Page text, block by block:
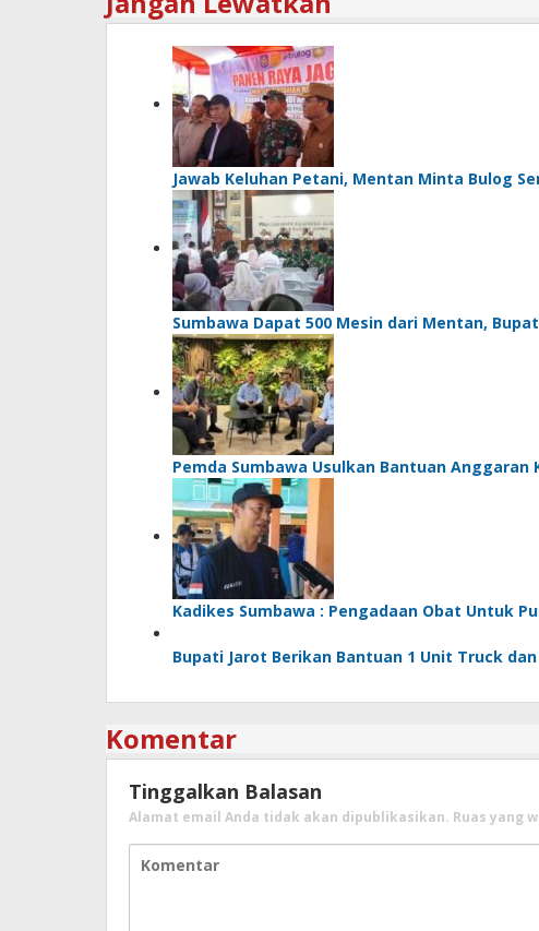
Jawab Keluhan Petani, Mentan Minta Bulog
Sumbawa Dapat 500 Mesin dari Mentan,
Pemda Sumbawa Usulkan Bantuan
Kadikes Sumbawa : Pengadaan Obat Untuk
Bupati Jarot Berikan Bantuan 1 Unit Truck
Komentar
Tinggalkan Balasan
Alamat email Anda tidak akan dipublikasikan. Ruas yang